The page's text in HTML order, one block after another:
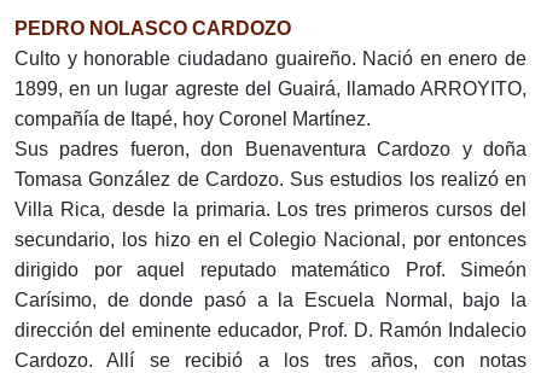
PEDRO NOLASCO CARDOZO
Culto y honorable ciudadano guaireño. Nació en enero de
1899, en un lugar agreste del Guairá, llamado ARROYITO,
compañía de Itapé, hoy Coronel Martínez.
Sus padres fueron, don Buenaventura Cardozo y doña
Tomasa González de Cardozo. Sus estudios los realizó en
Villa Rica, desde la primaria. Los tres primeros cursos del
secundario, los hizo en el Colegio Nacional, por entonces
dirigido por aquel reputado matemático Prof. Simeón
Carísimo, de donde pasó a la Escuela Normal, bajo la
dirección del eminente educador, Prof. D. Ramón Indalecio
Cardozo. Allí se recibió a los tres años, con notas